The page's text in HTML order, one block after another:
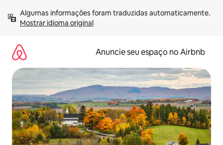
para
Mostrar idioma original
Anuncie seu espaço no Airbnb